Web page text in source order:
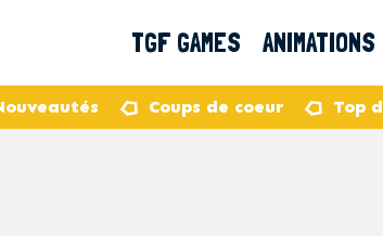
TGF GAMES ANIMATIONS
Coups de coeur Top